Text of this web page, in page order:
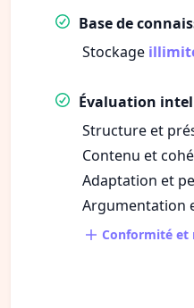
Base de
Stockage
Évaluation
Structure et
Contenu et
Adaptation et
Argumentation
Conformité et